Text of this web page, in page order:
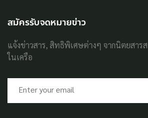
สมัครรับจดหมายข่าว
แจ้งข่าวสาร, สิทธิพิเศษต่างๆ จากนิตยสา
ในเครือ